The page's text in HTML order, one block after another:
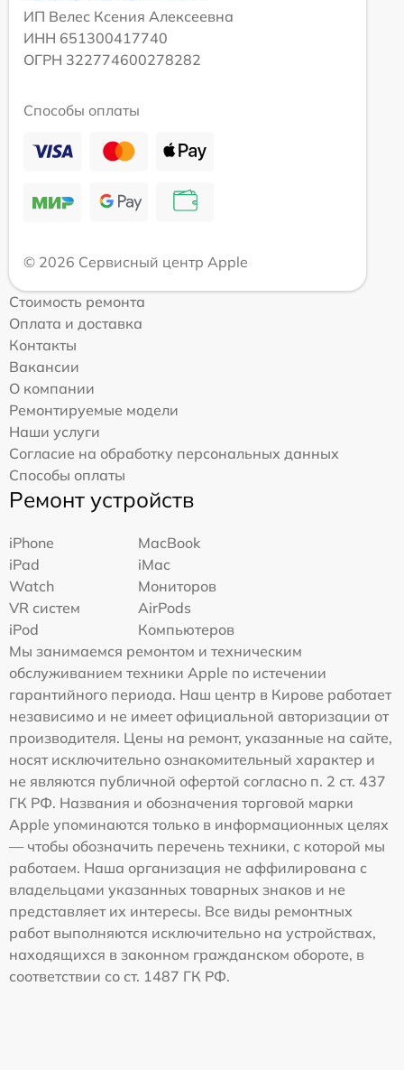
ИП Велес Ксения Алексеевна
ИНН 651300417740
ОГРН 322774600278282
Способы оплаты
© 2026 Сервисный центр Apple
Стоимость ремонта
Оплата и доставка
Контакты
Вакансии
О компании
Ремонтируемые модели
Наши услуги
Согласие на обработку персональных данных
Способы оплаты
Ремонт устройств
iPhone
MacBook
iPad
iMac
Watch
Мониторов
VR систем
AirPods
iPod
Компьютеров
Мы занимаемся ремонтом и техническим
обслуживанием техники Apple по истечении
гарантийного периода. Наш центр в Кирове работает
независимо и не имеет официальной авторизации от
производителя. Цены на ремонт, указанные на сайте,
носят исключительно ознакомительный характер и
не являются публичной офертой согласно п. 2 ст. 437
ГК РФ. Названия и обозначения торговой марки
Apple упоминаются только в информационных целях
— чтобы обозначить перечень техники, с которой мы
работаем. Наша организация не аффилирована с
владельцами указанных товарных знаков и не
представляет их интересы. Все виды ремонтных
работ выполняются исключительно на устройствах,
находящихся в законном гражданском обороте, в
соответствии со ст. 1487 ГК РФ.